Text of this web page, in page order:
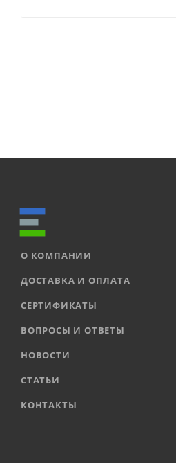
О КОМПАНИИ
ДОСТАВКА И ОПЛАТА
СЕРТИФИКАТЫ
ВОПРОСЫ И ОТВЕТЫ
НОВОСТИ
СТАТЬИ
КОНТАКТЫ